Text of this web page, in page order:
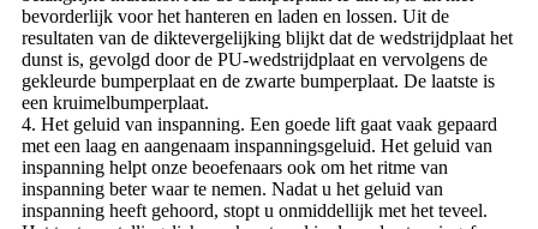
bevorderlijk voor het hanteren en laden en lossen. Uit de
resultaten van de diktevergelijking blijkt dat de wedstrijdplaat het
dunst is, gevolgd door de PU-wedstrijdplaat en vervolgens de
gekleurde bumperplaat en de zwarte bumperplaat. De laatste is
een kruimelbumperplaat.
4. Het geluid van inspanning. Een goede lift gaat vaak gepaard
met een laag en aangenaam inspanningsgeluid. Het geluid van
inspanning helpt onze beoefenaars ook om het ritme van
inspanning beter waar te nemen. Nadat u het geluid van
inspanning heeft gehoord, stopt u onmiddellijk met het teveel.